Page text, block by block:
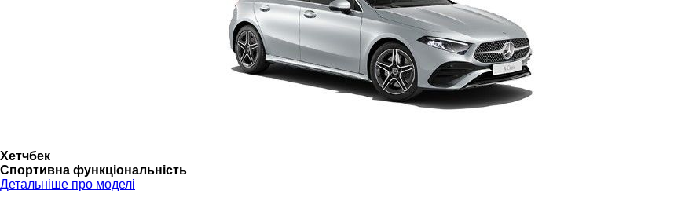
Хетчбек
Спортивна функціональність
Детальніше про моделі